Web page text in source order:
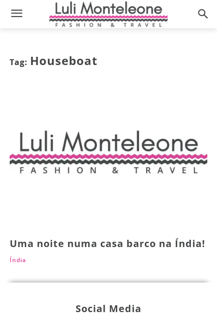
Tag: Houseboat
Uma noite numa casa barco na Índia!
Índia
Social Media